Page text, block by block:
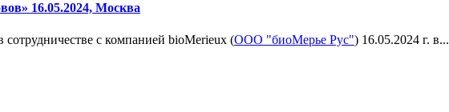
16.05.2024, Москва
с компанией bioMerieux (ООО "биоМерье Рус") 16.05.2024 г. в...